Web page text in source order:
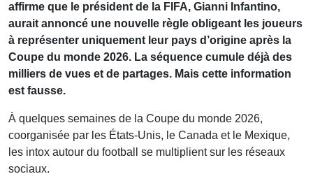
affirme que le président de la FIFA, Gianni Infantino,
aurait annoncé une nouvelle règle obligeant les joueurs
à représenter uniquement leur pays d’origine après la
Coupe du monde 2026. La séquence cumule déjà des
milliers de vues et de partages. Mais cette information
est fausse.
À quelques semaines de la Coupe du monde 2026,
coorganisée par les États-Unis, le Canada et le Mexique,
les intox autour du football se multiplient sur les réseaux
sociaux.